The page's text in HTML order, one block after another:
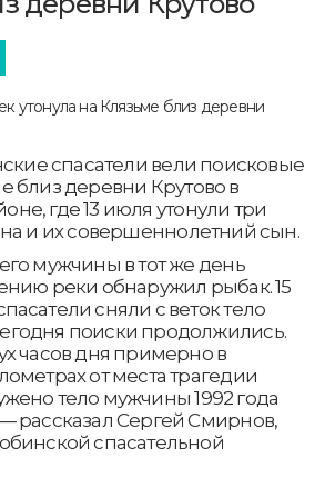
спасатели вели поисковые
близ деревни Крутово в
где 13 июля утонули три
и их совершеннолетний сын.
мужчины в тот же день
реки обнаружил рыбак. 15
сняли с веток тело
поиски продолжились.
часов дня примерно в
от места трагедии
тело мужчины 1992 года
рассказал Сергей Смирнов,
спасательной